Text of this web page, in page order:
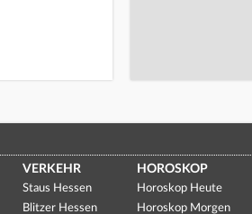
VERKEHR
Staus Hessen
Blitzer Hessen
HOROSKOP
Horoskop Heute
Horoskop Morgen